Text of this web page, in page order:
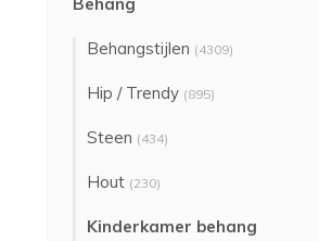
Behangstijlen (4309)
Hip / Trendy (895)
Steen (434)
Hout (230)
Kinderkamer behang